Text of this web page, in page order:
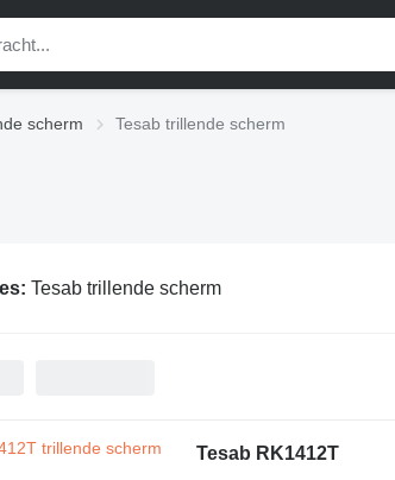
scherm Tesab trillende scherm
Tesab trillende scherm
Tesab RK1412T